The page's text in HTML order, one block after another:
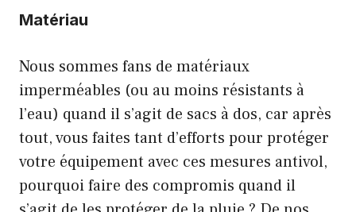
Matériau
Nous sommes fans de matériaux
imperméables (ou au moins résistants à
l’eau) quand il s’agit de sacs à dos, car après
tout, vous faites tant d’efforts pour protéger
votre équipement avec ces mesures antivol,
pourquoi faire des compromis quand il